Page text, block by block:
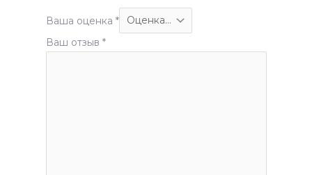
Ваша оценка *
Ваш отзыв *